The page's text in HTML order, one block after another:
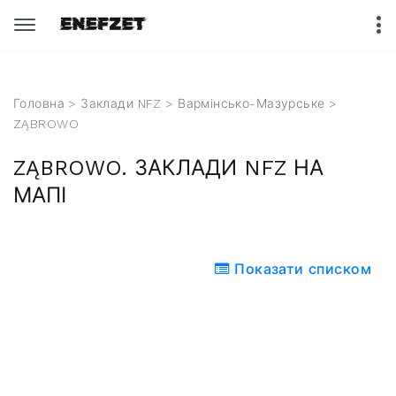
Головна > Заклади NFZ > Вармінсько-Мазурське >
ZĄBROWO
ZĄBROWO. ЗАКЛАДИ NFZ НА
МАПІ
Показати списком